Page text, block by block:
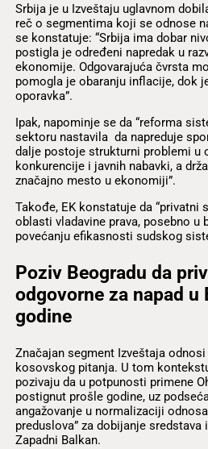
Srbija je u Izveštaju uglavnom
reč o segmentima koji se odnose
se konstatuje: “Srbija ima dobar
postigla je određeni napredak u
ekonomije. Odgovarajuća čvrsta
pomogla je obaranju inflacije, dok
oporavka”.
Ipak, napominje se da “reforma
sektoru nastavila da napreduje
dalje postoje strukturni problemi u
konkurencije i javnih nabavki, a
značajno mesto u ekonomiji”.
Takođe, EK konstatuje da
oblasti vladavine prava, posebno u
povećanju efikasnosti sudskog
Poziv Beogradu da
odgovorne za napad u
godine
Značajan segment Izveštaja
kosovskog pitanja. U tom
pozivaju da u potpunosti primene
postignut prošle godine, uz
angažovanje u normalizaciji
preduslova” za dobijanje sredstava
Zapadni Balkan.